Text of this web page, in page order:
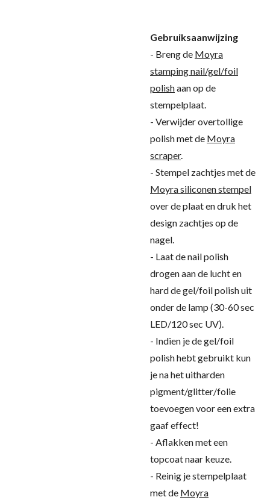
Gebruiksaanwijzing
- Breng de Moyra
stamping nail/gel/foil
polishaan op de
stempelplaat.
- Verwijder overtollige
polish met de Moyra
scraper.
- Stempel zachtjes met de
Moyra siliconen stempel
over de plaat en druk het
design zachtjes op de
nagel.
- Laat de nail polish
drogen aan de lucht en
hard de gel/foil polish uit
onder de lamp (30-60 sec
LED/120 sec UV).
- Indien je de gel/foil
polish hebt gebruikt kun
je na het uitharden
pigment/glitter/folie
toevoegen voor een extra
gaaf effect!
- Aflakken met een
topcoat naar keuze.
- Reinig je stempelplaat
met de Moyra